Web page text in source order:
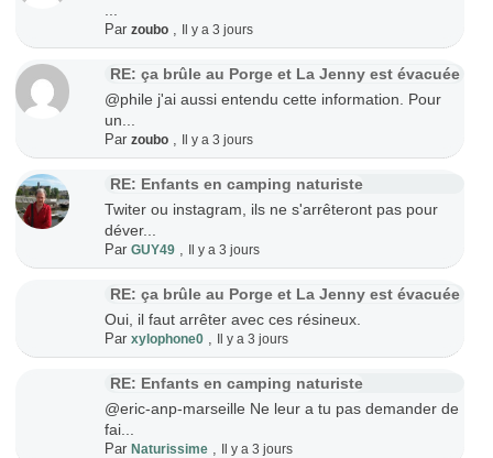
...
Parzoubo , Il y a 3 jours
RE: ça brûle au Porge et La Jenny est évacuée
@phile j'ai aussi entendu cette information. Pour
un...
Parzoubo , Il y a 3 jours
RE: Enfants en camping naturiste
Twiter ou instagram, ils ne s'arrêteront pas pour
déver...
ParGUY49 , Il y a 3 jours
RE: ça brûle au Porge et La Jenny est évacuée
Oui, il faut arrêter avec ces résineux.
Parxylophone0 , Il y a 3 jours
RE: Enfants en camping naturiste
@eric-anp-marseille Ne leur a tu pas demander de
fai...
ParNaturissime , Il y a 3 jours